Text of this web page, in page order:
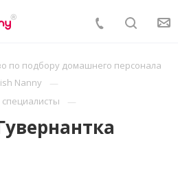
по подбору домашнего персонала
Nanny
специалисты